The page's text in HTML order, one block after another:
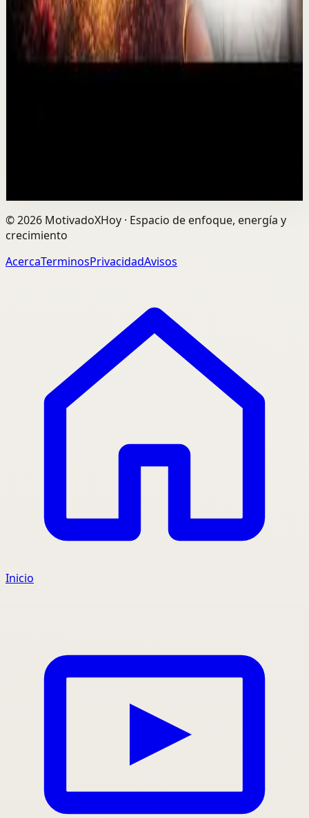
Sesión profundaMedia
El duelo puede abrir una puerta que nunca
imaginaste
©2026 MotivadoXHoy · Espacio de enfoque, energía y
crecimiento
AcercaTerminosPrivacidadAvisos
Inicio